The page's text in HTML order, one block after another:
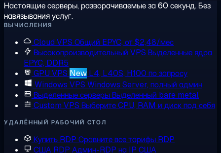
Настоящие серверы, разворачиваемые за 60 секунд. Без
навязывания услуг.
ВЫЧИСЛЕНИЯ
Cloud VPS Общий EPYC, от $2,48/мес
Высокопроизводительный VPS Выделенные ядра
EPYC, DDR5
GPU VPS New L4, L40S, H100 по запросу
Windows VPS Windows Server, полный админ
Выделенные серверыВыделенный bare metal
Custom VPS Выберите CPU, RAM и диск под себя
УДАЛЁННЫЙ РАБОЧИЙ СТОЛ
Купить RDP Сравните все тарифы RDP
США RDP Админ-RDP на IP США